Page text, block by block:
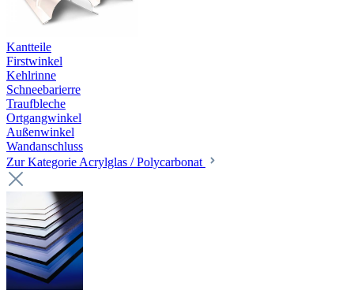
Kantteile
Firstwinkel
Kehlrinne
Schneebarierre
Traufbleche
Ortgangwinkel
Außenwinkel
Wandanschluss
Zur Kategorie Acrylglas / Polycarbonat